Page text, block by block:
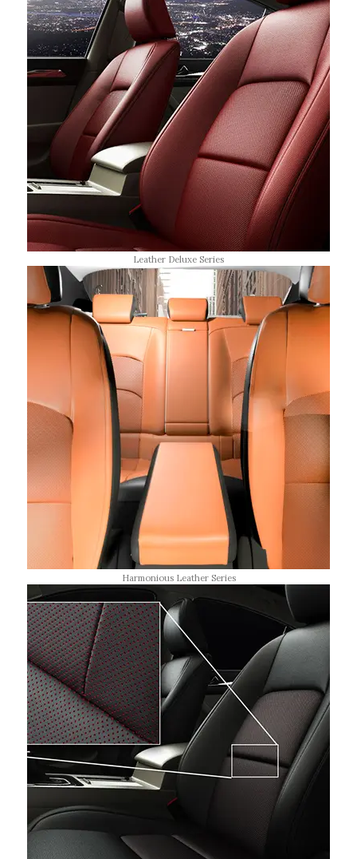
Leather Deluxe Series
Harmonious Leather Series